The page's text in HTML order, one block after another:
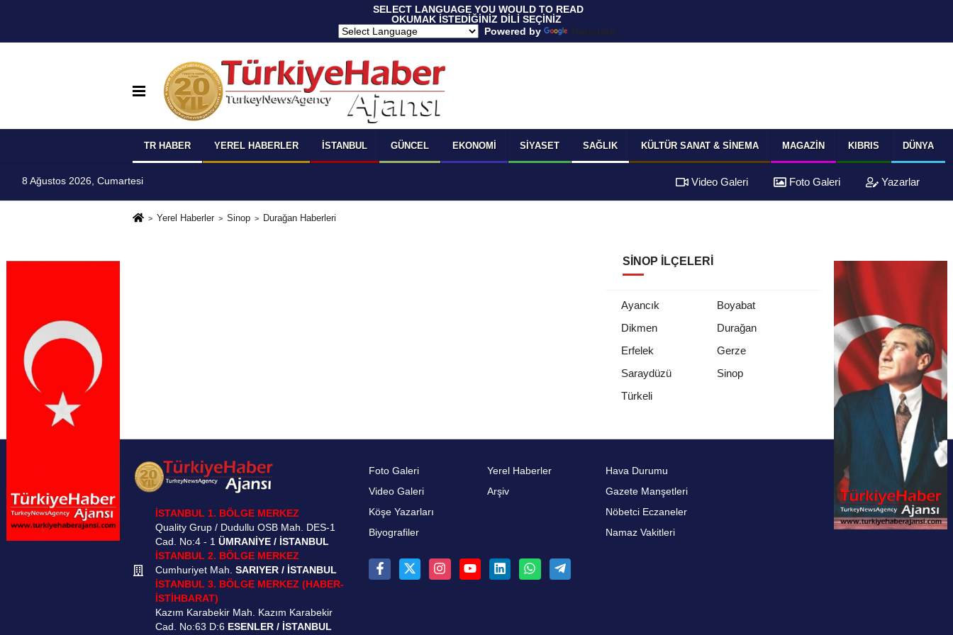
SELECT LANGUAGE YOU WOULD TO READ
OKUMAK İSTEDİĞİNİZ DİLİ SEÇİNİZ
Powered by
Translate
TR HABER YEREL HABERLER İSTANBUL GÜNCEL EKONOMI SIYASET SAĞLIK KÜLTÜR SANAT & SINEMA MAGAZIN KIBRIS DÜNYA
8 Ağustos 2026, Cumartesi Video Galeri Foto Galeri Yazarlar
Yerel Haberler Sinop Durağan Haberleri
SINOP İLÇELERI
Ayancık
Boyabat
Dikmen
Durağan
Erfelek
Gerze
Saraydüzü
Sinop
Türkeli
İSTANBUL 1. BÖLGE MERKEZ
Quality Grup / Dudullu OSB Mah. DES-1
Cad. No:4 - 1 ÜMRANİYE / İSTANBUL
İSTANBUL 2. BÖLGE MERKEZ
Cumhuriyet Mah. SARIYER / İSTANBUL
İSTANBUL 3. BÖLGE MERKEZ (HABER-
İSTİHBARAT)
Kazım Karabekir Mah. Kazım Karabekir
Cad. No:63 D:6 ESENLER / İSTANBUL
Foto Galeri
Video Galeri
Köşe Yazarları
Biyografiler
Yerel Haberler
Arşiv
Hava Durumu
Gazete Manşetleri
Nöbetci Eczaneler
Namaz Vakitleri